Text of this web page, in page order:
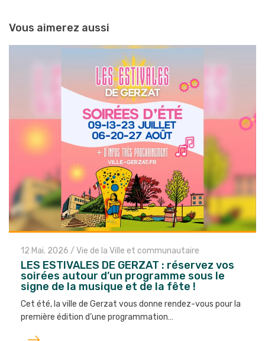
Vous aimerez aussi
12 Mai. 2026 / Vie de la Ville et communautaire
LES ESTIVALES DE GERZAT : réservez vos
soirées autour d’un programme sous le
signe de la musique et de la fête !
Cet été, la ville de Gerzat vous donne rendez-vous pour la
première édition d’une programmation…
Lire